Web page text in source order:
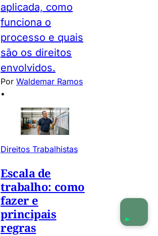
aplicada, como
funciona o
processo e quais
são os direitos
envolvidos.
Por Waldemar Ramos
•
Direitos Trabalhistas
Escala de
trabalho: como
fazer e
principais
regras